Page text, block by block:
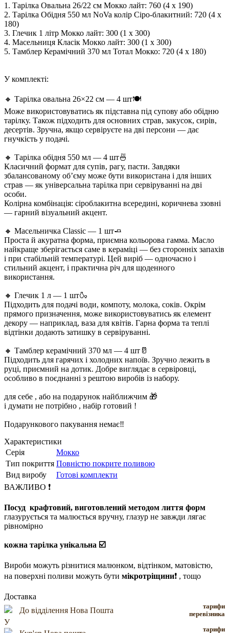
1. Тарілка Овальна 26/22 см Мокко лайт: 760 (4 x 190)
2. Тарілка Обідня 550 мл NoVa колір Сіро-блакитний: 720 (4 x
180)
3. Глечик 1 літр Мокко лайт: 300 (1 x 300)
4. Масельниця Класік Мокко лайт: 300 (1 x 300)
5. Тамблер Керамічний 370 мл Тотал Мокко: 720 (4 x 180)
У комплекті:
🔸 Тарілка овальна 26×22 см — 4 шт🍽️
Може використовуватись як підставна під супову або обідню
тарілку. Також підходить для основних страв, закусок, сирів,
десертів. Зручна, якщо сервіруєте на дві персони — дає
гнучкість у подачі.
🔸 Тарілка обідня 550 мл — 4 шт🍜
Класичний формат для супів, рагу, пасти. Завдяки
збалансованому об’єму може бути використана і для інших
страв — як універсальна тарілка при сервіруванні на дві
особи.
Колірна комбінація: сіроблакитна всередині, коричнева ззовні
— гарний візуальний акцент.
🔸 Масельничка Classic — 1 шт🧈
Проста й акуратна форма, приємна кольорова гамма. Масло
найкраще зберігається саме в кераміці — без сторонніх запахів
і при стабільній температурі. Цей виріб — одночасно і
стильний акцент, і практична річ для щоденного
використання.
🔸 Глечик 1 л — 1 шт🍶
Підходить для подачі води, компоту, молока, соків. Окрім
прямого призначення, може використовуватись як елемент
декору — наприклад, ваза для квітів. Гарна форма та теплі
відтінки додають затишку в сервіруванні.
🔸 Тамблер керамічний 370 мл — 4 шт🥛
Підходить для гарячих і холодних напоїв. Зручно лежить в
руці, приємний на дотик. Добре виглядає в сервіровці,
особливо в поєднанні з рештою виробів із набору.
для себе , або на подарунок найближчим 🎁
і думати не потрібно , набір готовий !
Подарункового пакування немає‼️
Характеристики
Серія
Мокко
Тип покриття Повністю покрите поливою
Вид виробу
Готові комплекти
ВАЖЛИВО ❗️
Посуд крафтовий, виготовлений методом лиття форм
глазурується та малюється вручну, глазур не завжди лягає
рівномірно
кожна тарілка унікальна ☑️
Вироби можуть різнитися малюнком, відтінком, матовістю,
на поверхні поливи можуть бути мікротріщини❗️ , тощо
Доставка
До відділення Нова Пошта
тарифи
перевізника
тарифи